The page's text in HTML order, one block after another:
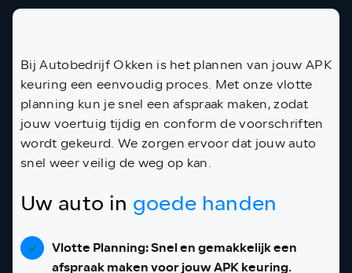
Bij Autobedrijf Okken is het plannen van jouw APK
keuring een eenvoudig proces. Met onze vlotte
planning kun je snel een afspraak maken, zodat
jouw voertuig tijdig en conform de voorschriften
wordt gekeurd. We zorgen ervoor dat jouw auto
snel weer veilig de weg op kan.
Uw auto in goede handen
Vlotte Planning:Snel en gemakkelijk een
afspraak maken voor jouw APK keuring.